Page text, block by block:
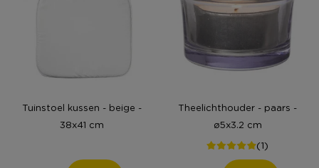
Tuinstoel kussen - beige -
38x41 cm
Theelichthouder - paars -
ø5x3.2 cm
(1)